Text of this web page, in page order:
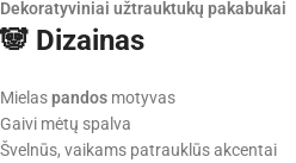
Dekoratyviniai užtrauktukų pakabukai
🐼 Dizainas
Mielaspandos motyvas
Gaivi mėtų spalva
Švelnūs, vaikams patrauklūs akcentai